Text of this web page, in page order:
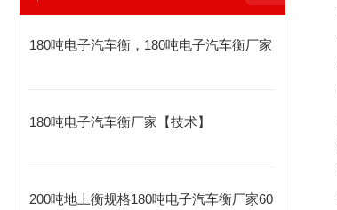
180吨电子汽车衡，180吨电子汽车衡厂家
180吨电子汽车衡厂家【技术】
200吨地上衡规格180吨电子汽车衡厂家60